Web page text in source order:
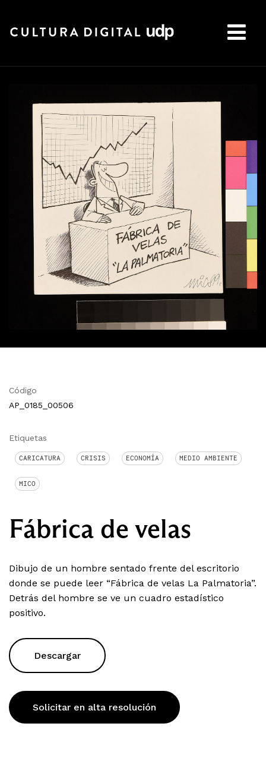
Código
AP_0185_00506
Etiquetas
CARICATURA CRISIS ECONOMÍA MEDIO AMBIENTE
MICO
Fábrica de velas
Dibujo de un hombre sentado frente del escritorio
donde se puede leer “Fábrica de velas La Palmatoria”.
Detrás del hombre se ve un cuadro estadístico
positivo.
Descargar
Solicitar en alta resolución